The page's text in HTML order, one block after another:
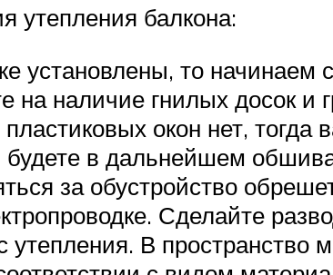
утепления балкона:
установлены, то
на наличие гнилых досок
окон нет, тогда
в дальнейшем
за обустройство
Сделайте
утепления. В пространство